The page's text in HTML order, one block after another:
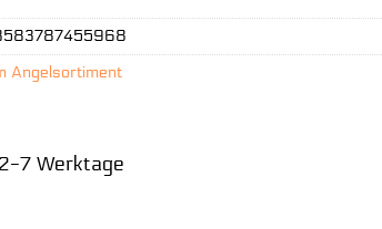
7 Werktage
Angelsortiment